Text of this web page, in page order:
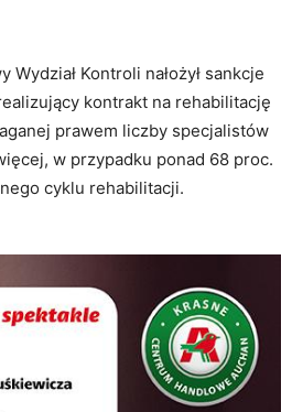
Kontroli nałożył sankcje
kontrakt na rehabilitację
prawem liczby specjalistów
w przypadku ponad 68 proc.
cyklu rehabilitacji.